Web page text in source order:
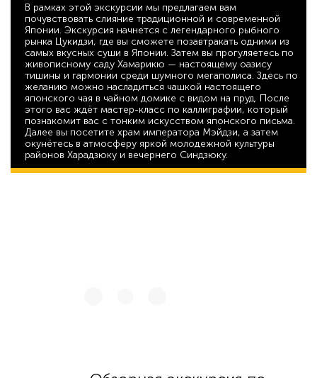
В рамках этой экскурсии мы предлагаем вам
почувствовать слияние традиционной и современной
Японии. Экскурсия начнется с легендарного рыбного
рынка Цукидзи, где вы сможете позавтракать одними из
самых вкусных суши в Японии. Затем вы прогуляетесь по
живописному саду Хамарикю — настоящему оазису
тишины и гармонии среди шумного мегаполиса. Здесь по
желанию можно насладиться чашкой настоящего
японского чая в чайном домике с видом на пруд. После
этого вас ждёт мастер-класс по каллиграфии, который
познакомит вас с тонким искусством японского письма.
Далее вы посетите храм императора Мэйдзи, а затем
окунётесь в атмосферу яркой молодежной культуры
районов Харадзюку и вечернего Синдзюку.